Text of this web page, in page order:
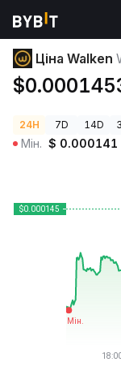
Ціни криптовалют
Ціна Walken
24H 7D 14D
Мін. $ 0.000141